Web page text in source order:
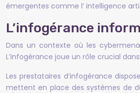
émergentes comme l’ intelligence
L’infogérance
Dans un contexte où les
L’infogérance joue un rôle crucial
Les prestataires d’infogérance
mettent en place des systèmes de